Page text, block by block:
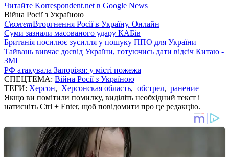
Читайте Korrespondent.net в Google News
Війна Росії з Україною
СюжетВторгнення Росії в Україну. Онлайн
Суми зазнали масованого удару КАБів
Британія посилює зусилля у пошуку ППО для України
Тайвань вивчає досвід України, готуючись дати відсіч Китаю -
ЗМІ
РФ атакувала Запоріжя: у місті пожежа
СПЕЦТЕМА: Війна Росії з Україною
ТЕГИ: Херсон, Херсонская область, обстрел, ранение
Якщо ви помітили помилку, виділіть необхідний текст і
натисніть Ctrl + Enter, щоб повідомити про це редакцію.